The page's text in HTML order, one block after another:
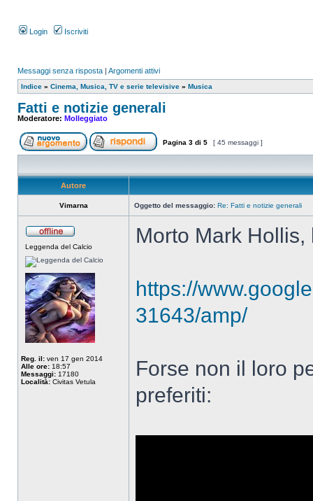
Login Iscriviti
Messaggi senza risposta | Argomenti attivi
Indice » Cinema, Musica, TV e serie televisive » Musica
Fatti e notizie generali
Moderatore: Molleggiato
Pagina 3 di 5 [ 45 messaggi ]
Autore
Vimarna Oggetto del messaggio: Re: Fatti e notizie generali
Leggenda del Calcio
Reg. il: ven 17 gen 2014
Alle ore: 18:57
Messaggi: 17180
Località: Civitas Vetula
Morto Mark Hollis,
https://
31643/amp/
Forse non il loro
preferiti: